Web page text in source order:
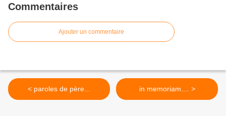
Commentaires
Ajouter un commentaire
< paroles de père... in memoriam.... >